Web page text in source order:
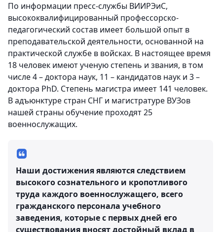
По информации пресс-службы ВИИРЭиС,
высококвалифицированный профессорско-
педагогический состав имеет большой опыт в
преподавательской деятельности, основанной на
практической службе в войсках. В настоящее время
18 человек имеют ученую степень и звания, в том
числе 4 – доктора наук, 11 – кандидатов наук и 3 –
доктора PhD. Степень магистра имеет 141 человек.
В адъюнктуре стран СНГ и магистратуре ВУЗов
нашей страны обучение проходят 25
военнослужащих.
Наши достижения являются следствием
высокого сознательного и кропотливого
труда каждого военнослужащего, всего
гражданского персонала учебного
заведения, которые с первых дней его
существования вносят достойный вклад в